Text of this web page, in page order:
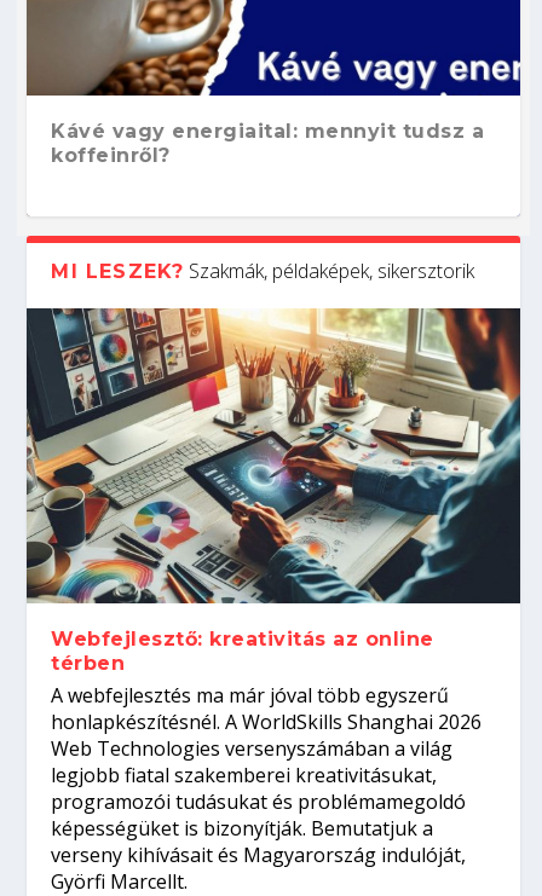
Kávé vagy energiaital: mennyit tudsz a
koffeinről?
Hogyan készíts ATS-barát önéletrajzot?
Így növelheted az esélyedet az
állásinterjúra...
Kitalálod, mire használják ezeket a
gépeket?
Nem sikerült az egyetemi felvételi?
Tanulj szakmát!
Szoftverfejlesztő: verseny kódban –
amikor néhány sor program dönti el a
világversenyt...
MI LESZEK? Szakmák, példaképek, sikersztorik
Webfejlesztő: kreativitás az online
térben
A webfejlesztés ma már jóval több egyszerű
honlapkészítésnél. A WorldSkills Shanghai 2026
Web Technologies versenyszámában a világ
legjobb fiatal szakemberei kreativitásukat,
programozói tudásukat és problémamegoldó
képességüket is bizonyítják. Bemutatjuk a
verseny kihívásait és Magyarország indulóját,
Györfi Marcellt.